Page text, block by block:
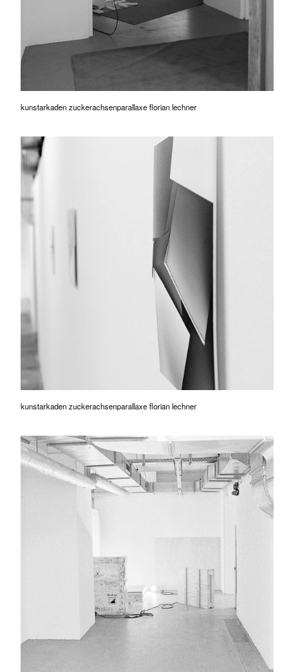
kunstarkaden zuckerachsenparallaxe florian lechner
kunstarkaden zuckerachsenparallaxe florian lechner